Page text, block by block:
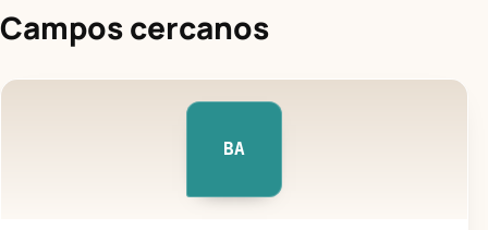
Campos cercanos
BA